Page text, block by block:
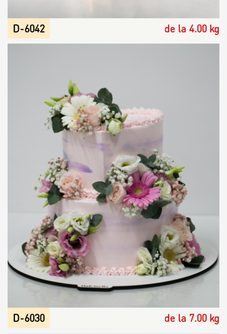
Prăjituri
Bomboane
Accesorii/Party
Toppere
Lumânări
D-6042 de la 4.00 kg
D-6030 de la 7.00 kg